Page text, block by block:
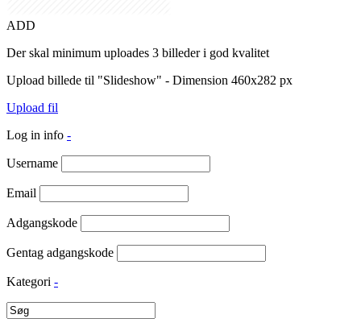
ADD
Der skal minimum uploades 3 billeder i god kvalitet
Upload billede til "Slideshow" - Dimension 460x282 px
Upload fil
Log in info -
Username
Email
Adgangskode
Gentag adgangskode
Kategori -